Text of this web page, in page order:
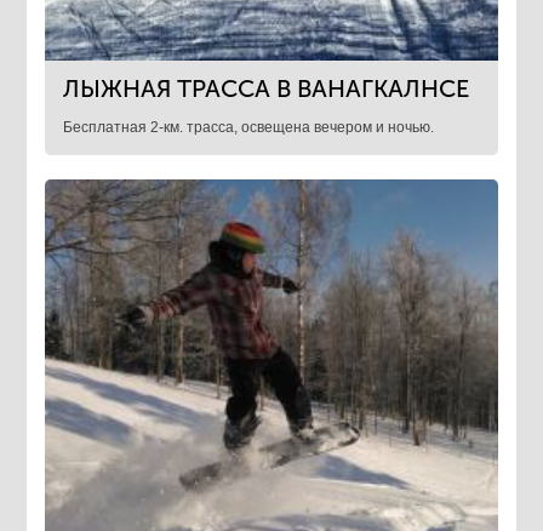
ЛЫЖНАЯ ТРАССА В ВАНАГКАЛНСЕ
Бесплатная 2-км. трасса, освещена вечером и ночью.